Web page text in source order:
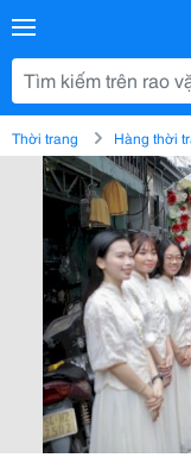
Thời trang Hàng thời